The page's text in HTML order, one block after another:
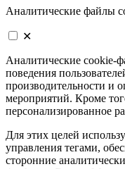
Аналитические файлы
✕
Аналитические cookie-
поведения
производительности и
мероприятий. Кроме
персонализированное
Для этих целей
управления тегами,
сторонние